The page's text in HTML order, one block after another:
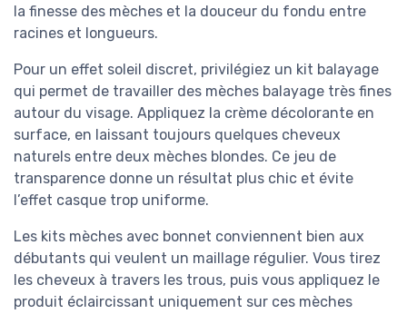
la finesse des mèches et la douceur du fondu entre
racines et longueurs.
Pour un effet soleil discret, privilégiez un kit balayage
qui permet de travailler des mèches balayage très fines
autour du visage. Appliquez la crème décolorante en
surface, en laissant toujours quelques cheveux
naturels entre deux mèches blondes. Ce jeu de
transparence donne un résultat plus chic et évite
l’effet casque trop uniforme.
Les kits mèches avec bonnet conviennent bien aux
débutants qui veulent un maillage régulier. Vous tirez
les cheveux à travers les trous, puis vous appliquez le
produit éclaircissant uniquement sur ces mèches